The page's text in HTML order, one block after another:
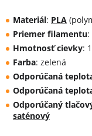
Materiál: PLA
Priemer filamentu:
Hmotnosť cievky:
Farba: zelená
Odporúčaná
Odporúčaná
Odporúčaný
saténový